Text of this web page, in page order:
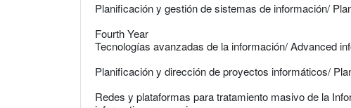
Planificación y gestión de sistemas de información/
Fourth Year
Tecnologías avanzadas de la información/ Advanced
Planificación y dirección de proyectos informáticos/
Redes y plataformas para tratamiento masivo de la